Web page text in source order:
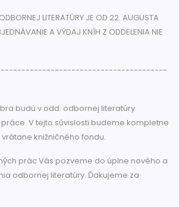
LITERATÚRY JE OD 22. AUGUSTA
A VÝDAJ KNÍH Z ODDELENIA NIE
budú v odd. odbornej literatúry
V tejto súvislosti budeme kompletne
knižničného fondu.
prác Vás pozveme do úplne nového a
odbornej literatúry. Ďakujeme za